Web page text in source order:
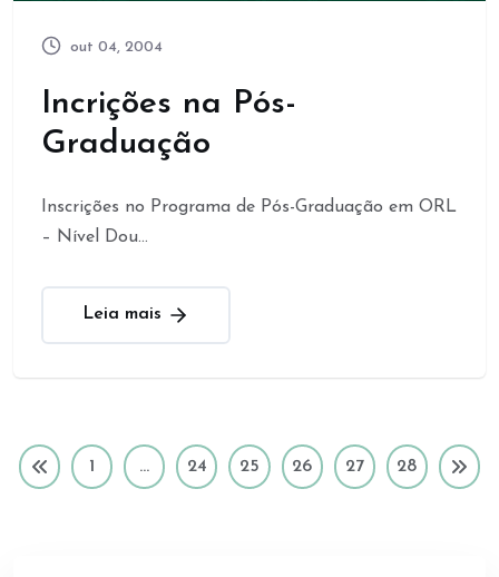
out 04, 2004
Incrições na Pós-
Graduação
Inscrições no Programa de Pós-Graduação em ORL
– Nível Dou...
Leia mais
1 … 24 25 26 27 28